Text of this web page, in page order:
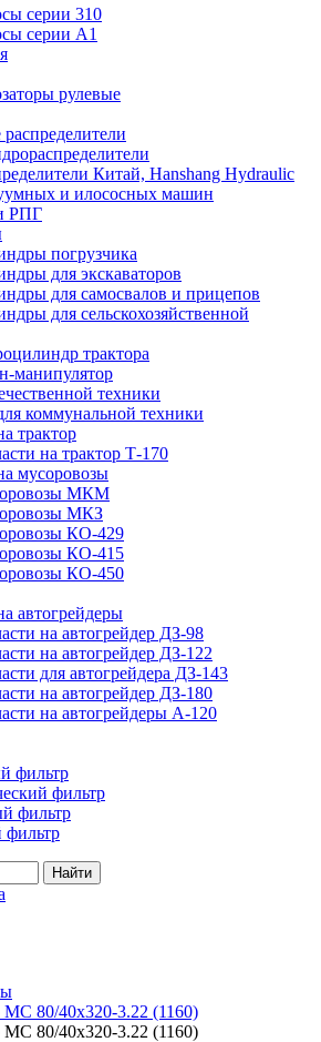
серии 310
серии А1
рулевые
Китай, Hanshang Hydraulic
и илососных машин
РПГ
погрузчика
для экскаваторов
для самосвалов и прицепов
для сельскохозяйственной
трактора
манипулятор
техники
коммунальной техники
трактор
на трактор Т-170
мусоровозы
МКМ
МКЗ
КО-429
КО-415
КО-450
автогрейдеры
на автогрейдер ДЗ-98
на автогрейдер ДЗ-122
для автогрейдера ДЗ-143
на автогрейдер ДЗ-180
на автогрейдеры А-120
фильтр
фильтр
фильтр
80/40х320-3.22 (1160)
80/40х320-3.22 (1160)